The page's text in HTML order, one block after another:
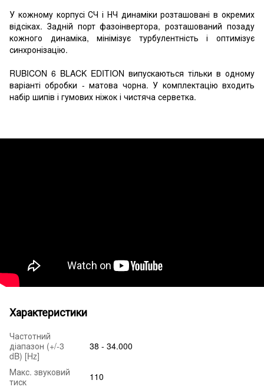
У кожному корпусі СЧ і НЧ динаміки розташовані в окремих
відсіках. Задній порт фазоінвертора, розташований позаду
кожного динаміка, мінімізує турбулентність і оптимізує
синхронізацію.
RUBICON 6 BLACK EDITION випускаються тільки в одному
варіанті обробки - матова чорна. У комплектацію входить
набір шипів і гумових ніжок і чистяча серветка.
Характеристики
Частотний
діапазон (+/-3
dB) [Hz]
38 - 34.000
Макс. звуковий
тиск
110